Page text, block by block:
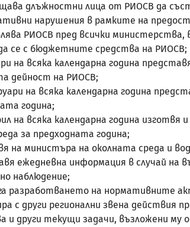
длъжностни лица от РИОСВ да
нарушения в рамките на
РИОСВ пред всички
се с бюджетните средства на РИОСВ;
на всяка календарна година
дейност на РИОСВ;
на всяка календарна година
година;
на всяка календарна година
за предходната година;
на министъра на околната среда и
ежедневна информация в случай на
наблюдение;
разработването на нормативните
с други регионални звена действия
и други текущи задачи, възложени